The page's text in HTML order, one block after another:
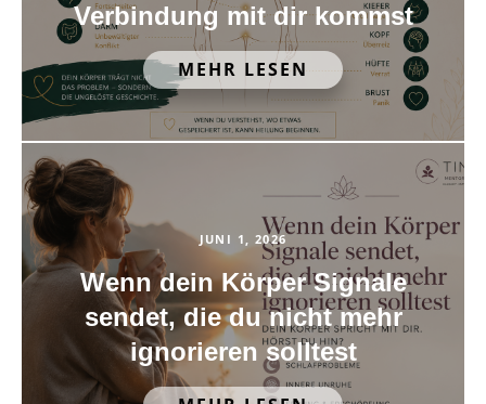
Verbindung mit dir kommst
MEHR LESEN
JUNI 1, 2026
Wenn dein Körper Signale
sendet, die du nicht mehr
ignorieren solltest